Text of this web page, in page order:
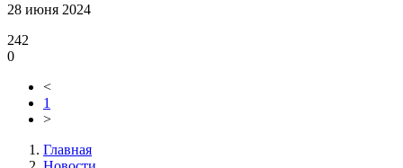
28 июня 2024
242
0
<
1
>
Главная